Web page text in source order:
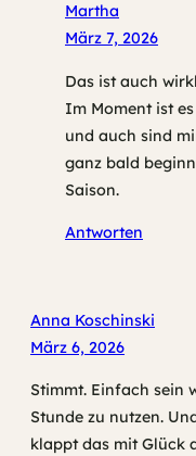
Martha
März 7, 2026
Das ist auch
Im Moment ist
und auch sind
ganz bald
Saison.
Antworten
Anna Koschinski
März 6, 2026
Stimmt. Einfach sein
Stunde zu nutzen.
klappt das mit Glück